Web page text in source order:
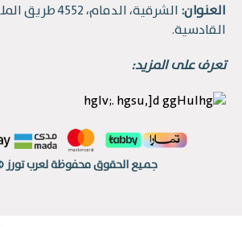
العنوان:
الشرقية، الدمام،
القادسية.
تعرف على المزيد:
جميع الحقوق محفوظة لعرب تورز ©